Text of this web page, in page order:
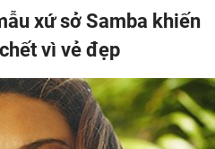
xứ sở Samba khiến
vì vẻ đẹp